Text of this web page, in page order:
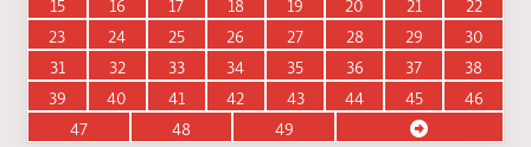
23
24 25 26 27 28 29
30
31
32 33 34 35 36 37
38
39
40 41 42 43 44 45
46
47
48 49